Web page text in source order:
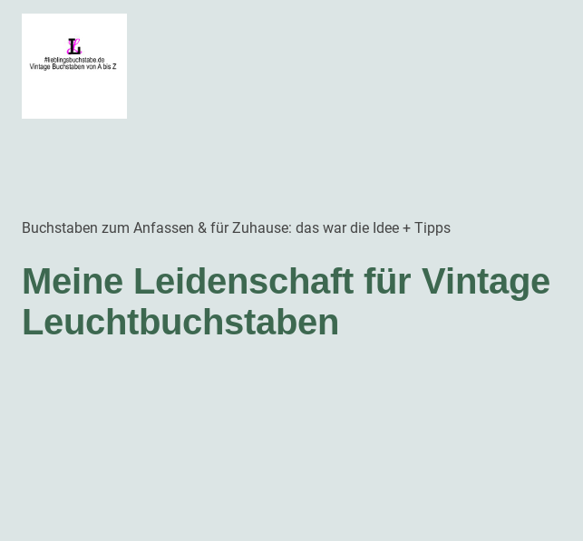
Buchstaben zum Anfassen & für Zuhause: das war die Idee + Tipps
Meine Leidenschaft für Vintage
Leuchtbuchstaben